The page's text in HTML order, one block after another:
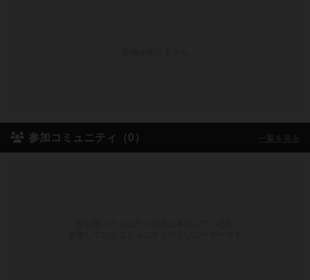
参加コミュニティ（0）